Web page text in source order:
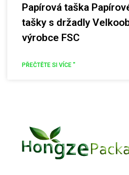
Papírová taška
tašky s držadly
výrobce FSC
PŘEČTĚTE SI VÍCE "